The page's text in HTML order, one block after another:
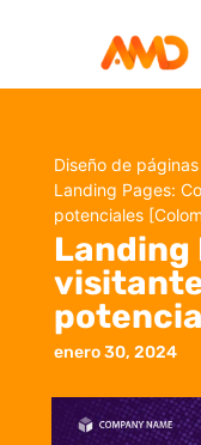
Diseño de
Landing Pages:
potenciales
Landing
enero 30, 2024